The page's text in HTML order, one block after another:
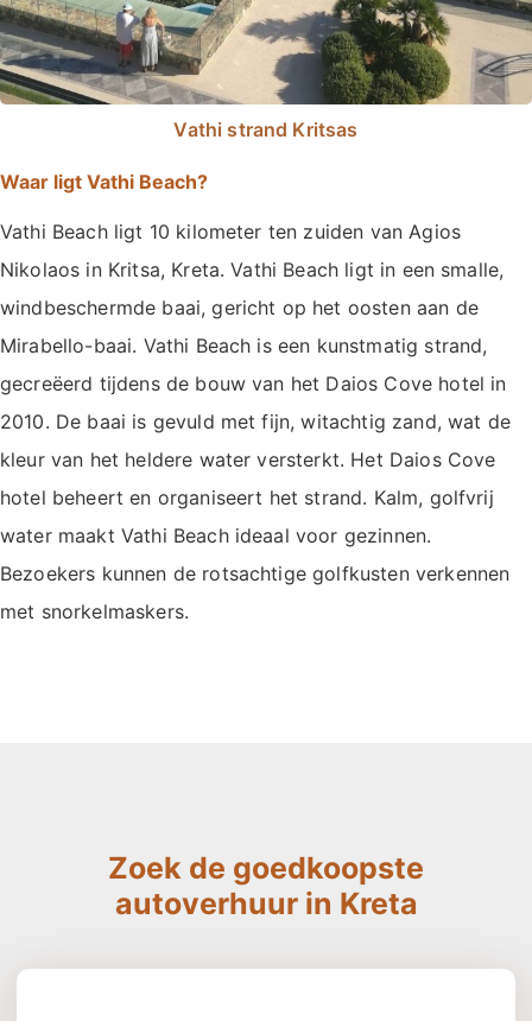
Vathi strand Kritsas
Waar ligt Vathi Beach?
Vathi Beach ligt 10 kilometer ten zuiden van Agios
Nikolaos in Kritsa, Kreta. Vathi Beach ligt in een smalle,
windbeschermde baai, gericht op het oosten aan de
Mirabello-baai. Vathi Beach is een kunstmatig strand,
gecreëerd tijdens de bouw van het Daios Cove hotel in
2010. De baai is gevuld met fijn, witachtig zand, wat de
kleur van het heldere water versterkt. Het Daios Cove
hotel beheert en organiseert het strand. Kalm, golfvrij
water maakt Vathi Beach ideaal voor gezinnen.
Bezoekers kunnen de rotsachtige golfkusten verkennen
met snorkelmaskers.
Zoek de goedkoopste
autoverhuur in Kreta